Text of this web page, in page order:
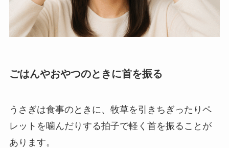
ごはんやおやつのときに首を振る
うさぎは食事のときに、牧草を引きちぎったりペ
レットを噛んだりする拍子で軽く首を振ることが
あります。